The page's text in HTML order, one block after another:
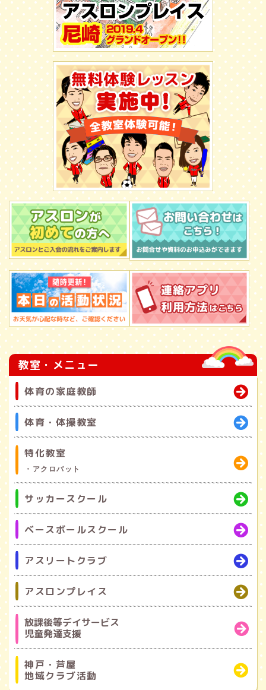
教室・メニュー
体育の家庭教師
体育・体操教室
特化教室
・アクロバット
サッカースクール
ベースボールスクール
アスリートクラブ
アスロンプレイス
放課後等デイサービス
児童発達支援
神戸・芦屋
地域クラブ活動